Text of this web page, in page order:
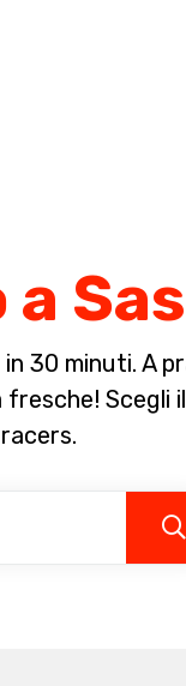
30 minuti. A
Scegli